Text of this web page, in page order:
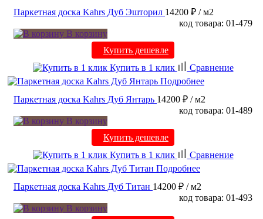
Паркетная доска Kahrs Дуб Эшторил 14200 ₽ / м2
код товара: 01-479
В корзину
Купить дешевле
Купить в 1 клик
Сравнение
Подробнее
Паркетная доска Kahrs Дуб Янтарь 14200 ₽ / м2
код товара: 01-489
В корзину
Купить дешевле
Купить в 1 клик
Сравнение
Подробнее
Паркетная доска Kahrs Дуб Титан 14200 ₽ / м2
код товара: 01-493
В корзину